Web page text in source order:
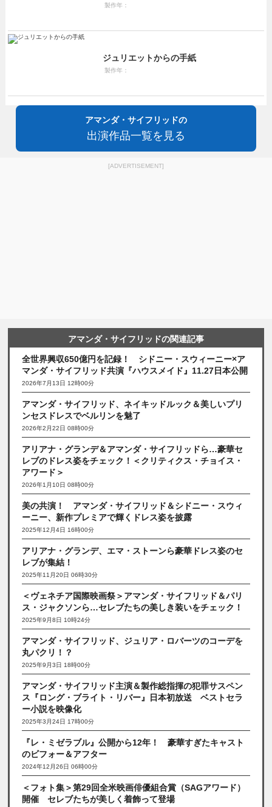
製作年：
ジュリエットからの手紙
製作年：
アマンダ・サイフリッドの
出演作品一覧を見る
[ADVERTISEMENT]
アマンダ・サイフリッドの関連記事
全世界興収650億円を記録！ シドニー・スウィーニー×ア
マンダ・サイフリッド共演『ハウスメイド』11.27日本公開
2026年7月13日 12時00分
アマンダ・サイフリッド、ネイキッドルック＆美しいプリ
ンセスドレスでベルリンを魅了
2026年2月22日 08時00分
アリアナ・グランデ＆アマンダ・サイフリッドら…豪華セ
レブのドレス姿をチェック！＜クリティクス・チョイス・
アワード＞
2026年1月10日 08時00分
美の共演！ アマンダ・サイフリッド＆シドニー・スウィ
ーニー、新作プレミアで輝くドレス姿を披露
2025年12月4日 16時00分
アリアナ・グランデ、エマ・ストーンら豪華ドレス姿のセ
レブが集結！
2025年11月20日 06時30分
＜ヴェネチア国際映画祭＞アマンダ・サイフリッド＆パリ
ス・ジャクソンら…セレブたちの美しき装いをチェック！
2025年9月8日 10時24分
アマンダ・サイフリッド、ジュリア・ロバーツのコーデを
丸パクリ！？
2025年9月3日 18時00分
アマンダ・サイフリッド主演＆製作総指揮の犯罪サスペン
ス『ロング・ブライト・リバー』日本初放送 ベストセラ
ー小説を映像化
2025年3月24日 17時00分
『レ・ミゼラブル』公開から12年！ 豪華すぎたキャスト
のビフォー＆アフター
2024年12月26日 06時00分
＜フォト集＞第29回全米映画俳優組合賞（SAGアワード）
開催 セレブたちが美しく着飾って登場